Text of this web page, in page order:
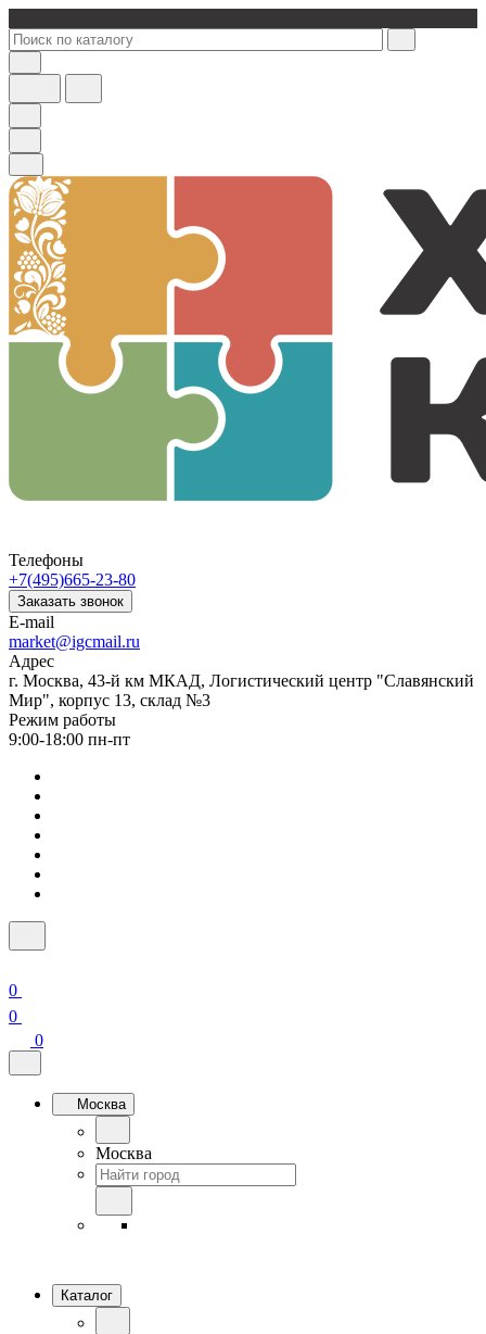
Телефоны
+7(495)665-23-80
Заказать звонок
E-mail
market@igcmail.ru
Адрес
г. Москва, 43-й км МКАД, Логистический центр "Славянский
Мир", корпус 13, склад №3
Режим работы
9:00-18:00 пн-пт
0
0
0
Москва
Москва
Каталог